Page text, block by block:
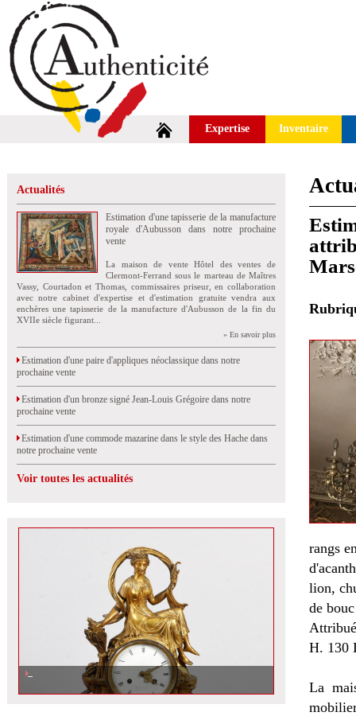
Expertise Inventaire
Actualités
Estimation d'une tapisserie de la manufacture
royale d'Aubusson dans notre prochaine
vente
La maison de vente Hôtel des ventes de
Clermont-Ferrand sous le marteau de Maîtres
Vassy, Courtadon et Thomas, commissaires priseur, en collaboration
avec notre cabinet d'expertise et d'estimation gratuite vendra aux
enchères une tapisserie de la manufacture d'Aubusson de la fin du
XVIIe siècle figurant...
» En savoir plus
Estimation d'une paire d'appliques néoclassique dans notre
prochaine vente
Estimation d'un bronze signé Jean-Louis Grégoire dans notre
prochaine vente
Estimation d'une commode mazarine dans le style des Hache dans
notre prochaine vente
Voir toutes les actualités
rangs
lion,
de
H. 130
La